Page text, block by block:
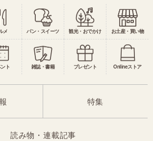
メ パン・スイーツ 観光・おでかけ お土産・買い物
ト 雑誌・書籍 プレゼント Onlineストア
特集
読み物・連載記事